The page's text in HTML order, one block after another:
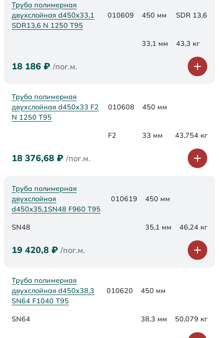
Труба полимерная
двухслойная d450x33,1
SDR13,6 N 1250 Т95
010609 450 мм SDR 13,6
33,1 мм 43,3 кг
18 186 ₽ /пог.м.
Труба полимерная
двухслойная d450x33 F2
N 1250 Т95
010608 450 мм
F2 33 мм 43,754 кг
18 376,68 ₽ /пог.м.
Труба полимерная
двухслойная
d450х35,1SN48 F960 Т95
010619 450 мм
SN48 35,1 мм 46,24 кг
19 420,8 ₽ /пог.м.
Труба полимерная
двухслойная d450х38,3
SN64 F1040 Т95
010620 450 мм
SN64 38,3 мм 50,079 кг